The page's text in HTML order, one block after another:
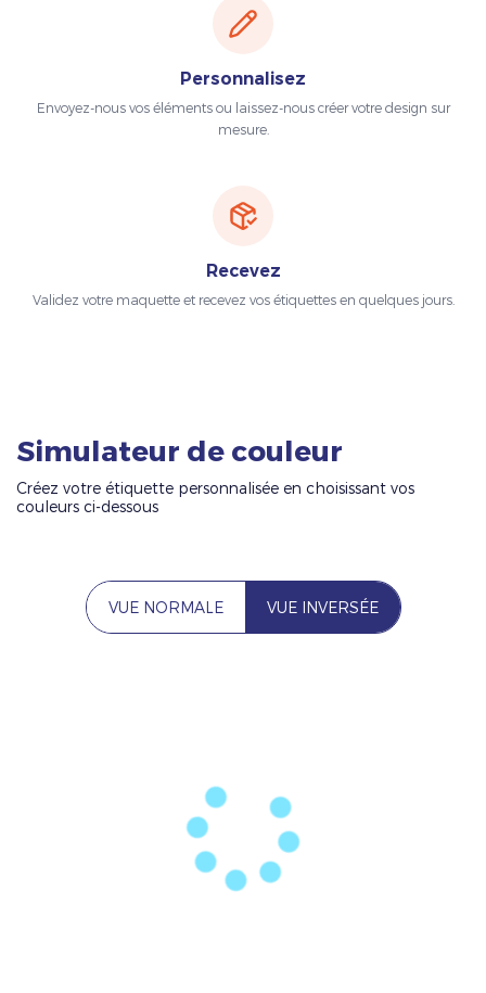
Personnalisez
Envoyez-nous vos éléments ou laissez-nous créer votre design sur
mesure.
Recevez
Validez votre maquette et recevez vos étiquettes en quelques jours.
Simulateur de couleur
Créez votre étiquette personnalisée en choisissant vos
couleurs ci-dessous
VUE NORMALE VUE INVERSÉE